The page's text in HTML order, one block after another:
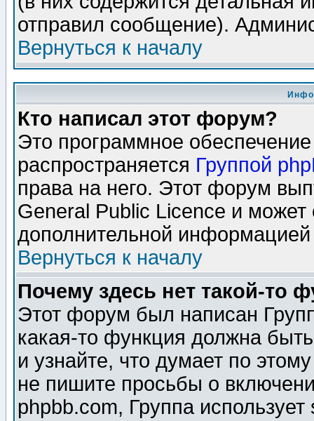
отправил сообщение).
Вернуться к началу
Кто написал этот форум?
Это программное
распространяется Группой
права на него. Этот форум
General Public Licence и может
дополнительной
Вернуться к началу
Почему здесь нет такой-то
Этот форум был написан
какая-то функция должна
и узнайте, что думает по
не пишите просьбы о
phpbb.com, Группа